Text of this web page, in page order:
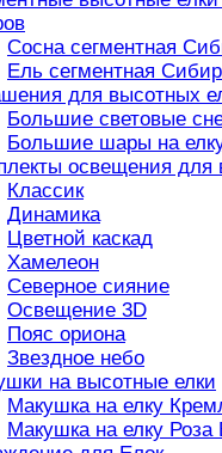
Сосна сегментная
Ель сегментная
для высотных
Большие световые
Большие шары на
освещения для
Классик
Динамика
Цветной каскад
Хамелеон
Северное сияние
Освещение 3D
Пояс ориона
Звездное небо
на высотные елки
Макушка на елку
Макушка на елку Роза